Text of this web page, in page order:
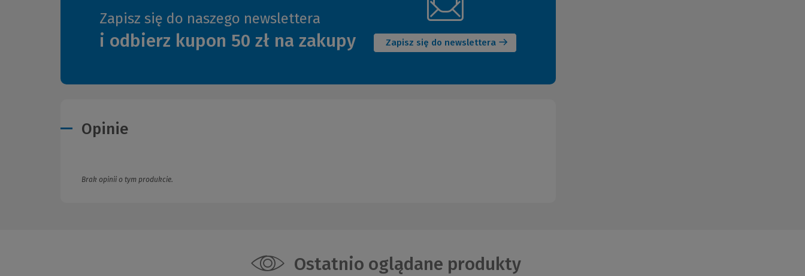
Zapisz się do naszego newslettera
i odbierz kupon 50 zł na zakupy Zapisz się do newslettera
okno)
Opinie
Brak opinii o tym produkcie.
Ostatnio oglądane produkty